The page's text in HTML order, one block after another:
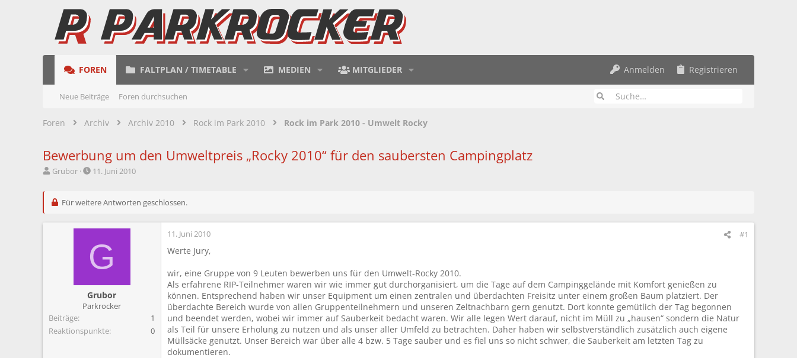
FOREN FALTPLAN / TIMETABLE MEDIEN MITGLIEDER Anmelden Registrieren
Neue Beiträge Foren durchsuchen
Foren Archiv Archiv 2010 Rock im Park 2010 Rock im Park 2010 - Umwelt Rocky
Bewerbung um den Umweltpreis „Rocky 2010“ für den saubersten Campingplatz
E
t
Grubor
E
t
t
a
m
11. Juni 2010
Für weitere Antworten geschlossen.
G
Grubor
Parkrocker
Beiträge
1
Reaktionspunkte
0
11. Juni 2010 #1
Werte Jury,
wir, eine Gruppe von 9 Leuten bewerben uns für den Umwelt-Rocky 2010.
Als erfahrene RIP-Teilnehmer waren wir wie immer gut durchorganisiert, um die Tage auf dem Campinggelände mit Komfort genießen zu
können. Entsprechend haben wir unser Equipment um einen zentralen und überdachten Freisitz unter einem großen Baum platziert. Der
überdachte Bereich wurde von allen Gruppenteilnehmern und unseren Zeltnachbarn gern genutzt. Dort konnte gemütlich der Tag begonnen
und beendet werden, wobei wir immer auf Sauberkeit bedacht waren. Wir alle legen Wert darauf, nicht im Müll zu „hausen“ sondern die Natur
als Teil für unsere Erholung zu nutzen und als unser aller Umfeld zu betrachten. Daher haben wir selbstverständlich zusätzlich auch eigene
Müllsäcke genutzt. Unser Bereich war über alle 4 bzw. 5 Tage sauber und es fiel uns so nicht schwer, die Sauberkeit am letzten Tag zu
dokumentieren.